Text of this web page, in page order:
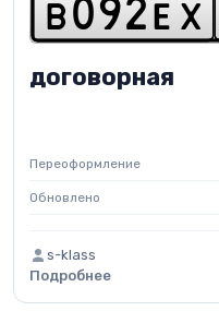
b 0 9 2 e x
договорная
Переоформление
Обновлено
s-klass
Подробнее